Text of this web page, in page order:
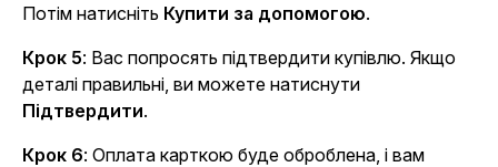
Потім натисніть Купити за допомогою.
Крок 5: Вас попросять підтвердити купівлю. Якщо
деталі правильні, ви можете натиснути
Підтвердити.
Крок 6: Оплата карткою буде оброблена, і вам